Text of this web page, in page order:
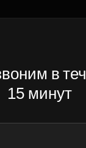
в
15 минут